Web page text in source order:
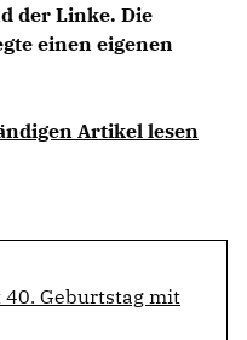
der Linke. Die
einen eigenen
Artikel lesen
Geburtstag mit